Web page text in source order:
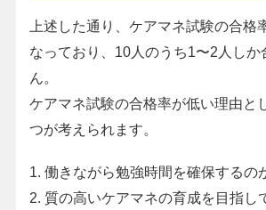
上述した通り、ケアマネ試験の合格
なっており、10人のうち1〜2人しか
ん。
ケアマネ試験の合格率が低い理由と
つが考えられます。
1. 働きながら勉強時間を確保するの
2. 質の高いケアマネの育成を目指し